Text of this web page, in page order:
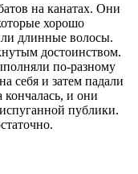
на канатах. Они
хорошо
длинные волосы.
достоинством.
по-разному
себя и затем падали
кончалась, и они
публики.